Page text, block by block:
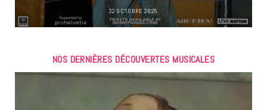
22 OCTOBRE 2025
NOS DERNIÈRES DÉCOUVERTES MUSICALES